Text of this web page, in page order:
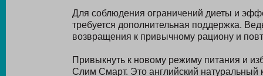
Для соблюдения ограничений диеты и
требуется дополнительная поддержка.
возвращения к привычному рациону и
Привыкнуть к новому режиму питания и
Слим Смарт. Это английский натуральный